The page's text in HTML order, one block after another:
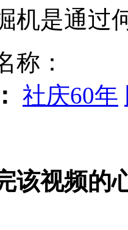
恶犬咬伤多人 警民合力深夜
地铁殴打老人 痛下狠手拳打
反对强权政治霸凌主义
机是通过
称：
社庆60年
该视频的